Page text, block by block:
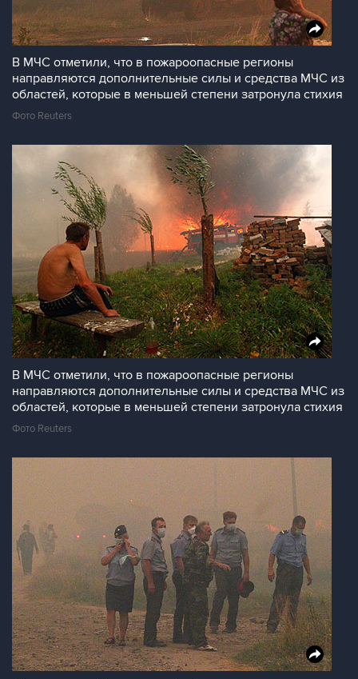
В МЧС отметили, что в пожароопасные регионы
направляются дополнительные силы и средства МЧС из
областей, которые в меньшей степени затронула стихия
Фото Reuters
В МЧС отметили, что в пожароопасные регионы
направляются дополнительные силы и средства МЧС из
областей, которые в меньшей степени затронула стихия
Фото Reuters